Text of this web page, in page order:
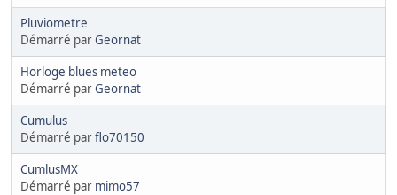
Pluviometre
Démarré parGeornat
Horloge blues meteo
Démarré parGeornat
Cumulus
Démarré parflo70150
CumlusMX
Démarré par mimo57